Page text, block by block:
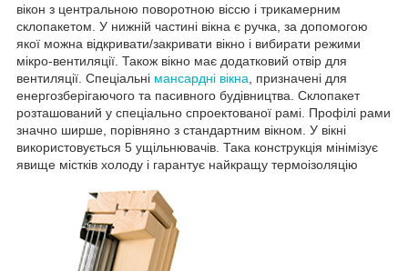
вікон з центральною поворотною віссю і трикамерним
склопакетом. У нижній частині вікна є ручка, за допомогою
якої можна відкривати/закривати вікно і вибирати режими
мікро-вентиляції. Також вікно має додатковий отвір для
вентиляції. Спеціальні мансардні вікна , призначені для
енергозберігаючого та пасивного будівництва. Склопакет
розташований у спеціально спроектованої рамі. Профілі рами
значно ширше, порівняно з стандартним вікном. У вікні
використовується 5 ущільнювачів. Така конструкція мінімізує
явище містків холоду і гарантує найкращу термоізоляцію